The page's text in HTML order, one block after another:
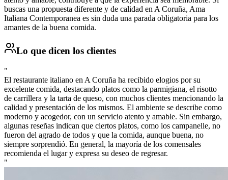
buscas una propuesta diferente y de calidad en A Coruña, Ama
Italiana Contemporanea es sin duda una parada obligatoria para los
amantes de la buena comida.
Lo que dicen los clientes
"
El restaurante italiano en A Coruña ha recibido elogios por su
excelente comida, destacando platos como la parmigiana, el risotto
de carrillera y la tarta de queso, con muchos clientes mencionando la
calidad y presentación de los mismos. El ambiente se describe como
moderno y acogedor, con un servicio atento y amable. Sin embargo,
algunas reseñas indican que ciertos platos, como los campanelle, no
fueron del agrado de todos y que la comida, aunque buena, no
siempre sorprendió. En general, la mayoría de los comensales
recomienda el lugar y expresa su deseo de regresar.
"